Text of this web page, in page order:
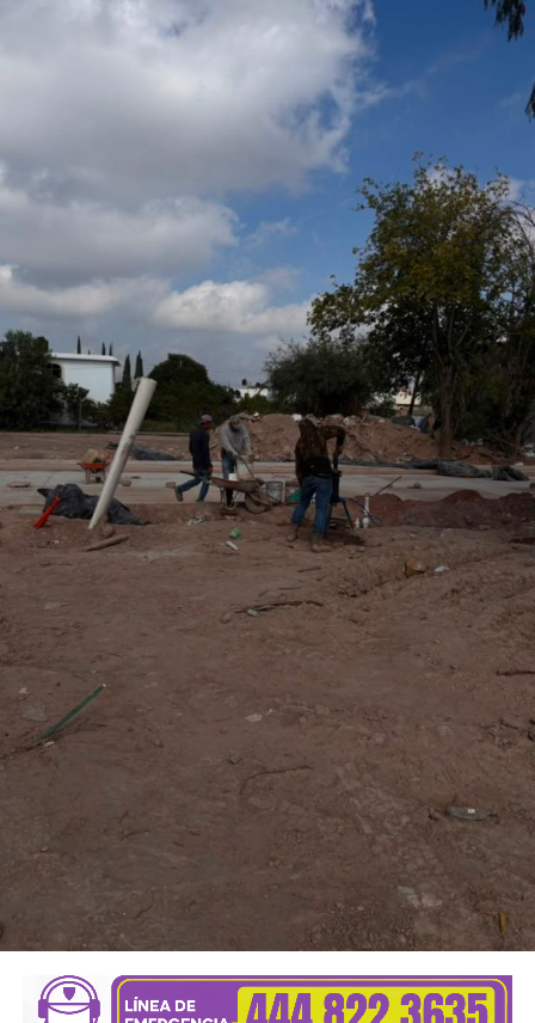
de los eventos de mayor relevancia y afluencia en
o que permitirá fortalecer la promoción turística y cultural
Por último, la presidenta concejal invitó a las y los
asistentes a visitar el stand de Villa de Pozos y conocer
la oferta que tiene el municipio, entre la que destacan su
gastronomía y sus tradiciones, como la emblemática
Procesión de los Cristos, una de las celebraciones que
forman parte de su identidad cultural.
También lee:
Villa de Pozos mantiene acciones por bailes
clandestinos